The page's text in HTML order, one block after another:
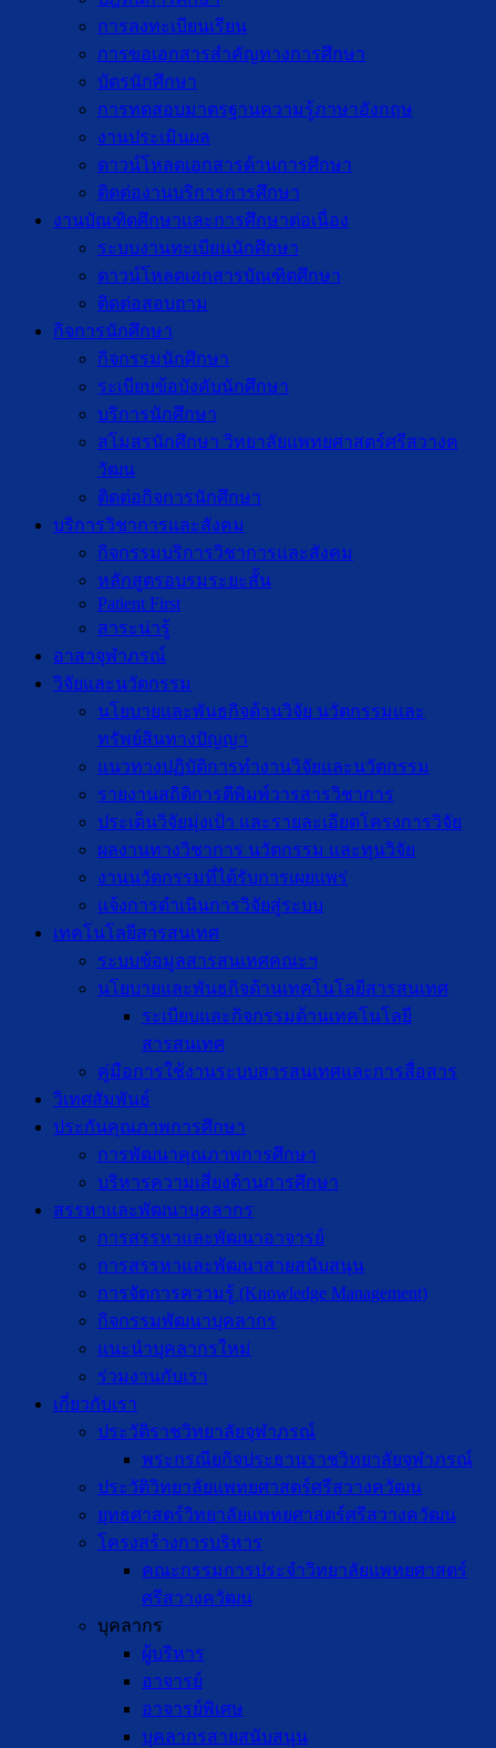
การลงทะเบียนเรียน
การขอเอกสารสำคัญทางการศึกษา
บัตรนักศึกษา
การทดสอบมาตรฐานความรู้ภาษาอังกฤษ
งานประเมินผล
ดาวน์โหลดเอกสารด้านการศึกษา
ติดต่องานบริการการศึกษา
งานบัณฑิตศึกษาเเละการศึกษาต่อเนื่อง
ระบบงานทะเบียนนักศึกษา
ดาวน์โหลดเอกสารบัณฑิตศึกษา
ติดต่อสอบถาม
กิจการนักศึกษา
กิจกรรมนักศึกษา
ระเบียบข้อบังคับนักศึกษา
บริการนักศึกษา
สโมสรนักศึกษา วิทยาลัยแพทยศาสตร์ศรีสวางค
วัฒน
ติดต่อกิจการนักศึกษา
บริการวิชาการและสังคม
กิจกรรมบริการวิชาการและสังคม
หลักสูตรอบรมระยะสั้น
Patient First
สาระน่ารู้
อาสาจุฬาภรณ์
วิจัยและนวัตกรรม
นโยบายและพันธกิจด้านวิจัย นวัตกรรมและ
ทรัพย์สินทางปัญญา
แนวทางปฏิบัติการทำงานวิจัยและนวัตกรรม
รายงานสถิติการตีพิมพ์วารสารวิชาการ
ประเด็นวิจัยมุ่งเป้า และรายละเอียดโครงการวิจัย
ผลงานทางวิชาการ นวัตกรรม และทุนวิจัย
งานนวัตกรรมที่ได้รับการเผยแพร่
แจ้งการดำเนินการวิจัยสู่ระบบ
เทคโนโลยีสารสนเทศ
ระบบข้อมูลสารสนเทศคณะฯ
นโยบายและพันธกิจด้านเทคโนโลยีสารสนเทศ
ระเบียบและกิจกรรมด้านเทคโนโลยี
สารสนเทศ
คู่มือการใช้งานระบบสารสนเทศและการสื่อสาร
วิเทศสัมพันธ์
ประกันคุณภาพการศึกษา
การพัฒนาคุณภาพการศึกษา
บริหารความเสี่ยงด้านการศึกษา
สรรหาและพัฒนาบุคลากร
การสรรหาและพัฒนาอาจารย์
การสรรหาและพัฒนาสายสนับสนุน
การจัดการความรู้ (Knowledge Management)
กิจกรรมพัฒนาบุคลากร
แนะนำบุคลากรใหม่
ร่วมงานกับเรา
เกี่ยวกับเรา
ประวัติราชวิทยาลัยจุฬาภรณ์
พระกรณียกิจประธานราชวิทยาลัยจุฬาภรณ์
ประวัติวิทยาลัยแพทยศาสตร์ศรีสวางควัฒน
ยุทธศาสตร์วิทยาลัยแพทยศาสตร์ศรีสวางควัฒน
โครงสร้างการบริหาร
คณะกรรมการประจำวิทยาลัยแพทยศาสตร์
ศรีสวางควัฒน
บุคลากร
ผู้บริหาร
อาจารย์
อาจารย์พิเศษ
บุคลากรสายสนับสนุน